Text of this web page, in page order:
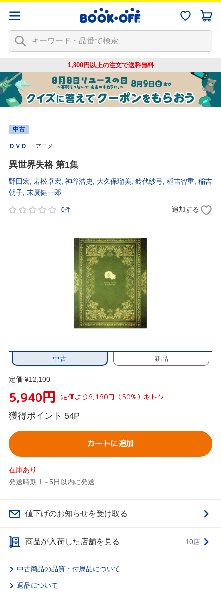
1,800円以上の注文で送料無料
中古
ＤＶＤ アニメ
異世界失格 第1集
野田宏 若松卓宏 神谷浩史 大久保瑠美 鈴代紗弓 稲吉智重 稲吉
朝子 末廣健一郎
0件 追加する
中古 新品
定価 ¥12,100
5,940円 定価より6,160円（50%）おトク
獲得ポイント 54P
カートに追加
在庫あり
発送時期 1～5日以内に発送
値下げのお知らせを受け取る
商品が入荷した店舗を見る 10店
中古商品の品質・付属品について
返品について